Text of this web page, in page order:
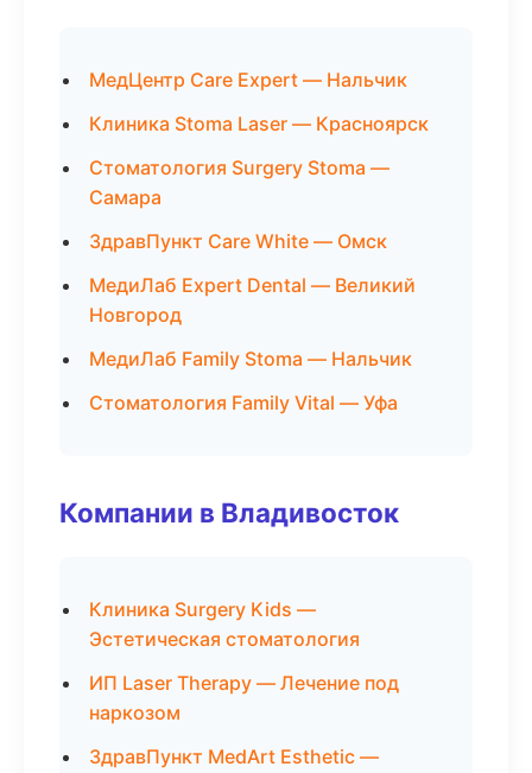
МедЦентр Care Expert — Нальчик
Клиника Stoma Laser — Красноярск
Стоматология Surgery Stoma —
Самара
ЗдравПункт Care White — Омск
МедиЛаб Expert Dental — Великий
Новгород
МедиЛаб Family Stoma — Нальчик
Стоматология Family Vital — Уфа
Компании в Владивосток
Клиника Surgery Kids —
Эстетическая стоматология
ИП Laser Therapy — Лечение под
наркозом
ЗдравПункт MedArt Esthetic —